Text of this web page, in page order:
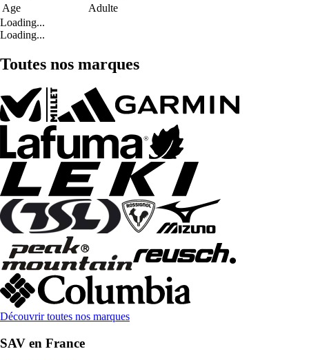
Age
Adulte
Loading...
Loading...
Toutes nos marques
Découvrir toutes nos marques
SAV en France